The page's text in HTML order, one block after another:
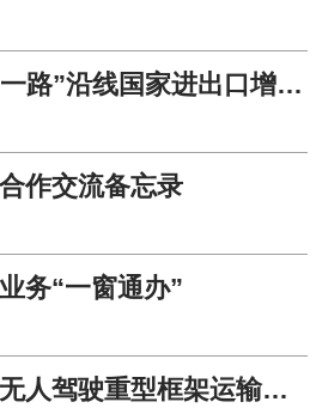
前5月大连对“一带一路”沿线国家进出口增长近三成
作交流备忘录
务“一窗通办”
国内首台自然导航无人驾驶重型框架运输车在大连出厂